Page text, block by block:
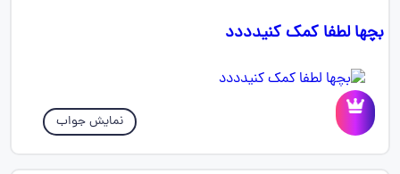
بچها لطفا کمک کنیدددد
نمایش جواب